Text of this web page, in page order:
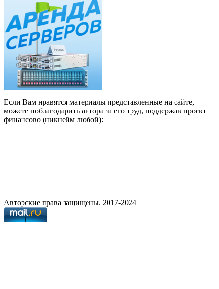
Если Вам нравятся материалы представленные на сайте,
можете поблагодарить автора за его труд, поддержав проект
финансово (никнейм любой):
Авторские права защищены. 2017-2024